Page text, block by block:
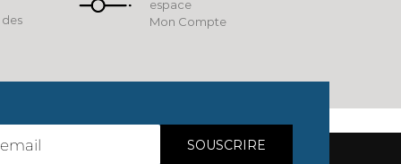
espace
Mon Compte